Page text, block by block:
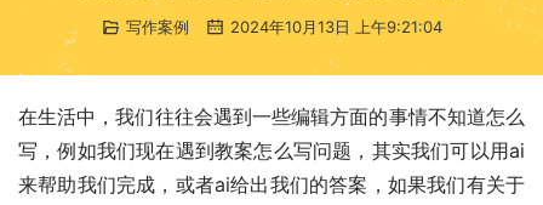
写作案例 2024年10月13日 上午9:21:04
在生活中，我们往往会遇到一些编辑方面的事情不知道怎么
写，例如我们现在遇到教案怎么写问题，其实我们可以用ai
来帮助我们完成，或者ai给出我们的答案，如果我们有关于